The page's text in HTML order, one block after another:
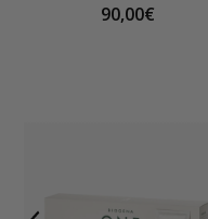
90,00€